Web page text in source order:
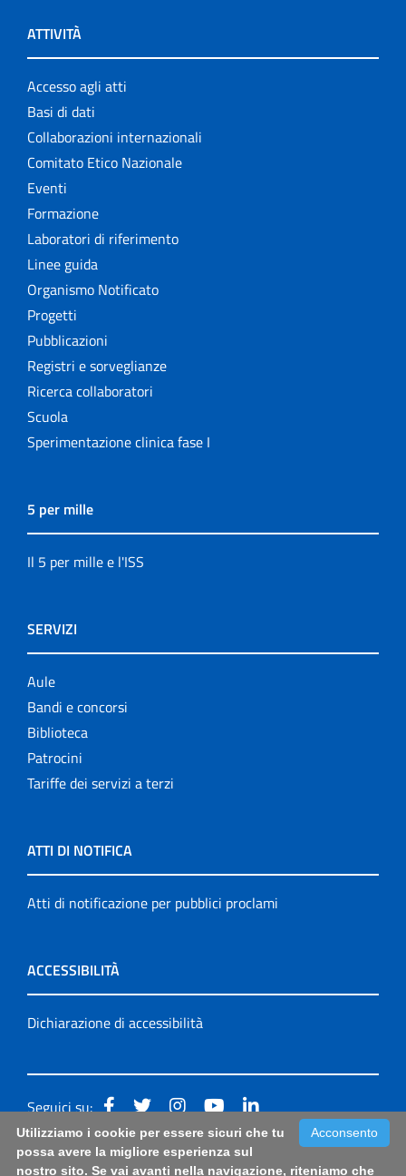
ATTIVITÀ
Accesso agli atti
Basi di dati
Collaborazioni internazionali
Comitato Etico Nazionale
Eventi
Formazione
Laboratori di riferimento
Linee guida
Organismo Notificato
Progetti
Pubblicazioni
Registri e sorveglianze
Ricerca collaboratori
Scuola
Sperimentazione clinica fase I
5 per mille
Il 5 per mille e l'ISS
SERVIZI
Aule
Bandi e concorsi
Biblioteca
Patrocini
Tariffe dei servizi a terzi
ATTI DI NOTIFICA
Atti di notificazione per pubblici proclami
ACCESSIBILITÀ
Dichiarazione di accessibilità
Seguici su:
Accessibilità: form di segnalazione di prima istanza per
Acconsento
Utilizziamo i cookie per essere sicuri che tu
possa avere la migliore esperienza sul
nostro sito. Se vai avanti nella navigazione, riteniamo che